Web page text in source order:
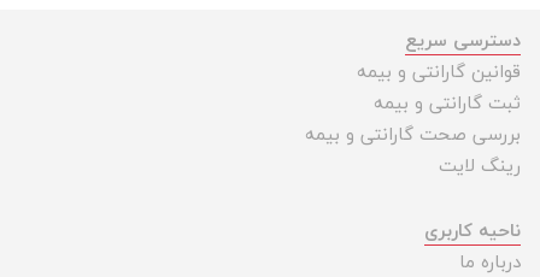
دسترسی سریع
قوانین گارانتی و بیمه
ثبت گارانتی و بیمه
بررسی صحت گارانتی و بیمه
رینگ لایت
ناحیه کاربری
درباره ما